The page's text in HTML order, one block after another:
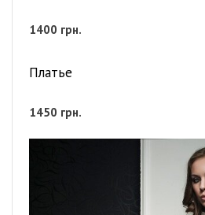
1400 грн.
Платье
1450 грн.